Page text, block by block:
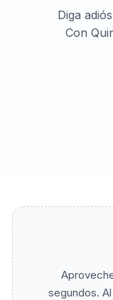
Diga
Con
segundos.